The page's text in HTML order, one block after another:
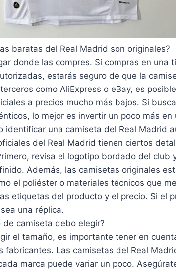
baratas del Real Madrid son originales?
donde las compres. Si compras en una
estarás seguro de que la
como AliExpress o eBay, es
a precios mucho más bajos. Si
lo mejor es invertir un poco más en
identificar una camiseta del Real Madrid
del Real Madrid tienen ciertos
revisa el logotipo bordado del club
Además, las camisetas originales
el poliéster o materiales técnicos que
etiquetas del producto y el precio. Si el
una réplica.
de camiseta debo elegir?
el tamaño, es importante tener en
fabricantes. Las camisetas del Real
marca puede variar un poco.